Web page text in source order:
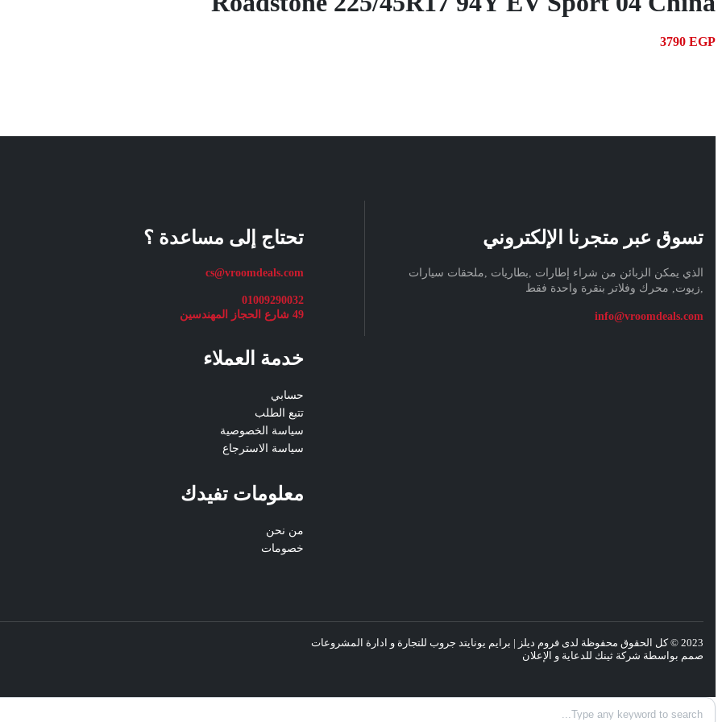
3790 EGP
تسوق عبر متجرنا الإلكتروني
الذي يمكن الزبائن من شراء إطارات ,بطاريات ,ملحقات سيارات
,زيوت, محرك وفلاتر بنقرة واحدة فقط
info@vroomdeals.com
تحتاج إلى مساعدة ؟
cs@vroomdeals.com
01009290032
49 شارع الحجاز المهندسين
خدمة العملاء
حسابي
تتبع الطلب
سياسة الخصوصية
سياسة الاسترجاع
معلومات تفيدك
من نحن
خصومات
2023 © كل الحقوق محفوظة لدى فروم ديلز | برايم يونايتد جروب للتجارة و ادارة المشروعات
صمم بواسطة شركة ثينك للدعاية و الإعلان